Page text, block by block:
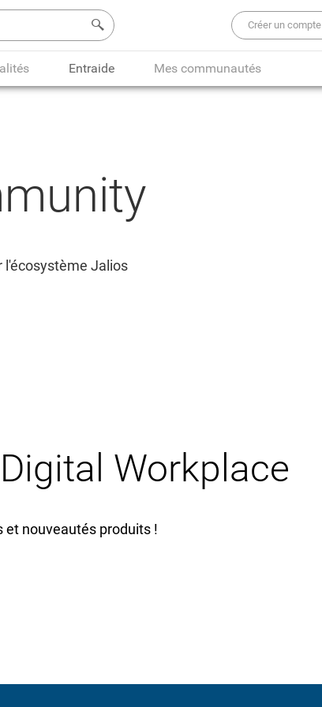
Rechercher sur tout le site...
Créer un compte
Entraide Mes communautés
l'écosystème Jalios
Workplace
et nouveautés produits !